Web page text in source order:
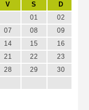
V S
D
01
02
07 08
09
14 15
16
21 22
23
28 29
30